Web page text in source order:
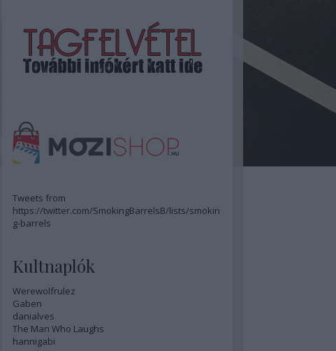
Tweets from
https://twitter.com/SmokingBarrelsB/lists/smokin
g-barrels
Kultnaplók
Werewolfrulez
Gaben
danialves
The Man Who Laughs
hannigabi